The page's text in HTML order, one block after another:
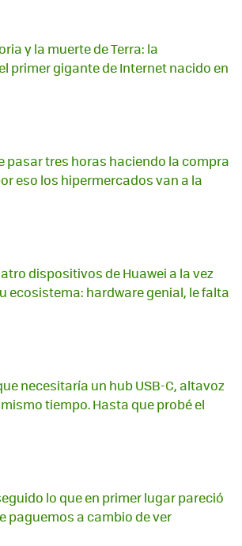
y la muerte de Terra: la
primer gigante de Internet nacido en
pasar tres horas haciendo la compra
eso los hipermercados van a la
dispositivos de Huawei a la vez
ecosistema: hardware genial, le falta
necesitaría un hub USB-C, altavoz
tiempo. Hasta que probé el
lo que en primer lugar pareció
paguemos a cambio de ver